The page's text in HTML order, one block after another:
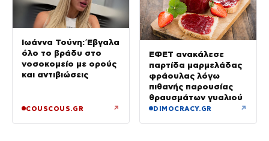
Ιωάννα Τούνη: Έβγαλα
όλο το βράδυ στο
νοσοκομείο με ορούς
και αντιβιώσεις
COUSCOUS.GR ↗
ΕΦΕΤ ανακάλεσε
παρτίδα μαρμελάδας
φράουλας λόγω
πιθανής παρουσίας
θραυσμάτων γυαλιού
DIMOCRACY.GR ↗